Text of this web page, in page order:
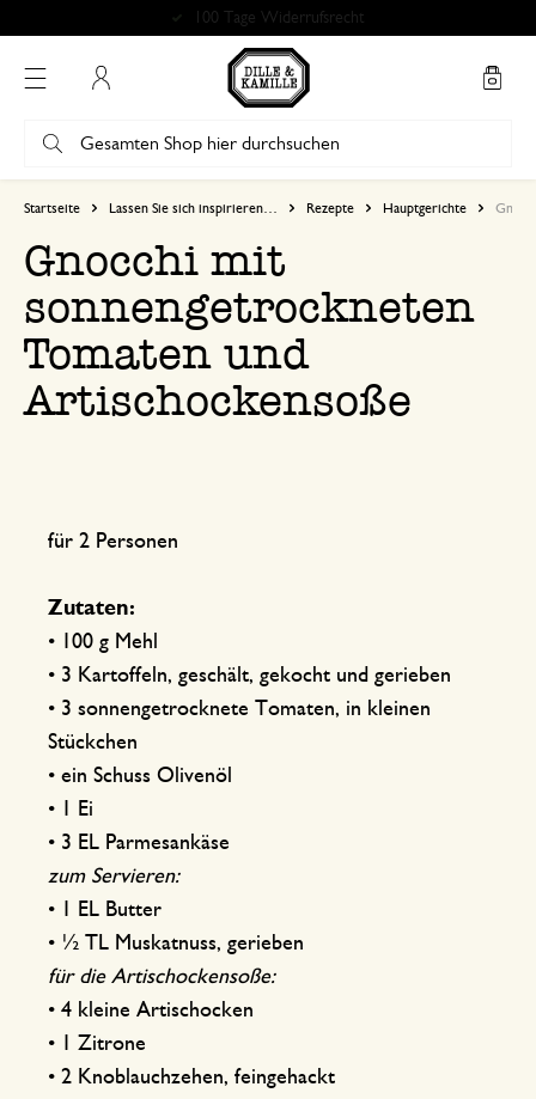
Kostenlose Abholung in unseren Geschäften*
Startseite Lassen Sie sich inspirieren… Rezepte Hauptgerichte
Gnocchi mit
sonnengetrockneten
Tomaten und
Artischockensoße
für 2 Personen
Zutaten:
• 100 g Mehl
• 3 Kartoffeln, geschält, gekocht und gerieben
• 3 sonnengetrocknete Tomaten, in kleinen
Stückchen
• ein Schuss Olivenöl
• 1 Ei
• 3 EL Parmesankäse
zum Servieren:
• 1 EL Butter
• ½ TL Muskatnuss, gerieben
für die Artischockensoße:
• 4 kleine Artischocken
• 1 Zitrone
• 2 Knoblauchzehen, feingehackt